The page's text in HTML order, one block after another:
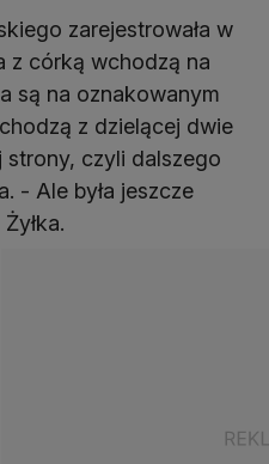
zarejestrowała w
z córką wchodzą na
są na oznakowanym
z dzielącej dwie
strony, czyli dalszego
- Ale była jeszcze